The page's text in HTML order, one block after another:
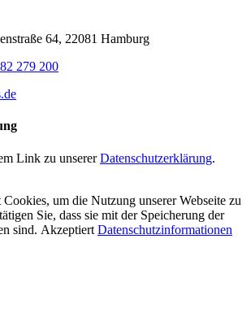
64, 22081 Hamburg
279 200
Link zu unsererDatenschutzerklärung.
Cookies, um die Nutzung unserer Webseite zu
Sie, dass sie mit der Speicherung der
sind. Akzeptiert Datenschutzinformationen